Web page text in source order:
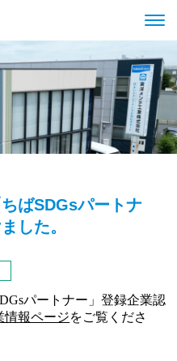
ばSDGsパートナ
した。
パートナー」登録企業認
情報ページをご覧くださ